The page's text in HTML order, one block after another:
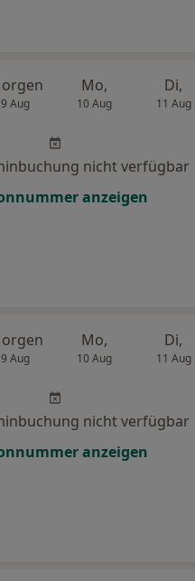
9 Aug
Mo,
10 Aug
Di,
11 Aug
nicht verfügbar
anzeigen
9 Aug
Mo,
10 Aug
Di,
11 Aug
nicht verfügbar
anzeigen